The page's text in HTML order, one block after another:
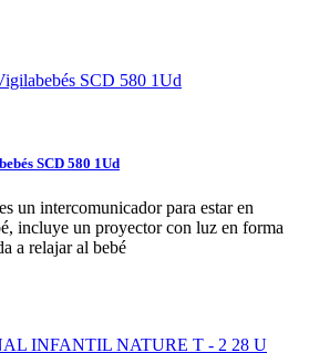
SCD 580 1Ud
un intercomunicador para estar en
incluye un proyector con luz en forma
a relajar al bebé